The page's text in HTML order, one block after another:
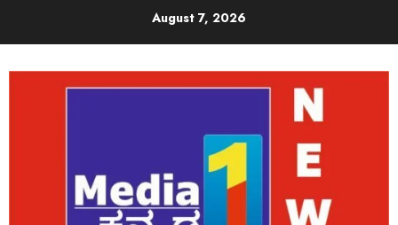
August 7, 2026